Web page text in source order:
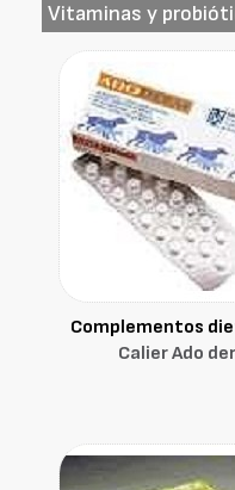
Vitaminas y
Complementos
Calier Ado